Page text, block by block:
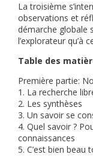
La troisième
observations et
démarche globale
l’explorateur qu’à
Table des
Première partie:
1. La recherche
2. Les synthèses
3. Un savoir se
4. Quel savoir ?
connaissances
5. C’est bien beau